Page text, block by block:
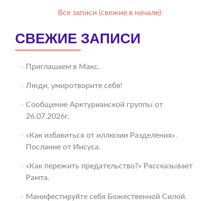
Все записи (свежие в начале)
СВЕЖИЕ ЗАПИСИ
Приглашаем в Макс.
Люди, умиротворите себя!
Сообщение Арктурианской группы от
26.07.2026г.
«Как избавиться от иллюзии Разделения».
Послание от Иисуса.
«Как пережить предательство?» Рассказывает
Рамта.
Манифестируйте себя Божественной Силой.